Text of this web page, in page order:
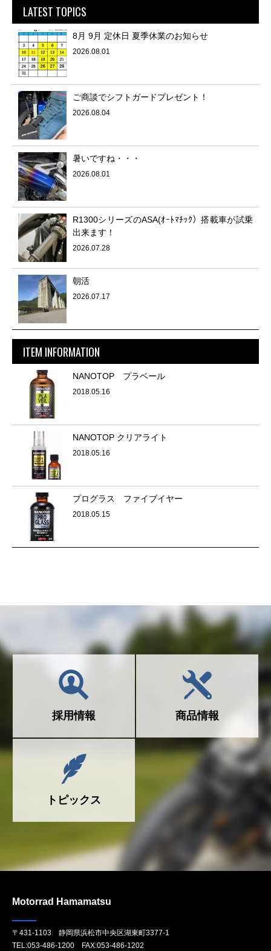
LATEST TOPICS
8月 9月 定休日 夏季休業のお知らせ
2026.08.01
ご商談でシフトガードプレゼント！
2026.08.04
暑いですね・・・
2026.08.01
R1300シリーズのASA(ｵｰﾄﾏﾁｯｸ）搭載車が試乗
出来ます！
2026.07.28
朝活
2026.07.17
ITEM INFORMATION
NANOTOP プラベール
2018.05.16
NANOTOP クリアライト
2018.05.16
プログラス ファイブイヤー
2018.05.15
採用情報 商品情報
トピックス
Motorrad Hamamatsu
〒431-1103 静岡県浜松市中央区湖東町3377-1
TEL:053-486-1200 FAX:053-486-1202